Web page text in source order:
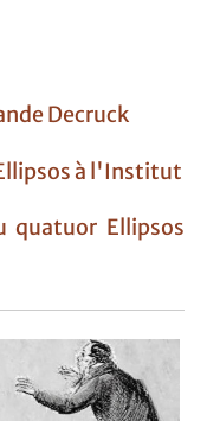
Decruck
à l'Institut
quatuor Ellipsos